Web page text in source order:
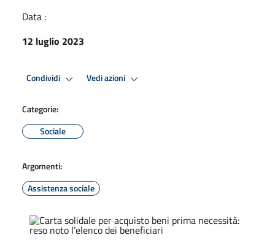
Data :
12 luglio 2023
Condividi Vedi azioni
Categorie:
Sociale
Argomenti:
Assistenza sociale